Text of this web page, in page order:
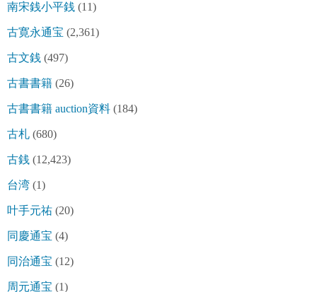
南宋銭小平銭 (11)
古寛永通宝 (2,361)
古文銭 (497)
古書書籍 (26)
古書書籍 auction資料 (184)
古札 (680)
古銭 (12,423)
台湾 (1)
叶手元祐 (20)
同慶通宝 (4)
同治通宝 (12)
周元通宝 (1)